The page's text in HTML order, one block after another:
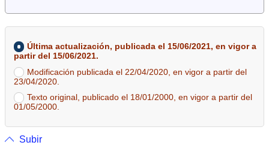
Última actualización, publicada el 15/06/2021, en vigor a
partir del 15/06/2021.
Modificación publicada el 22/04/2020, en vigor a partir del
23/04/2020.
Texto original, publicado el 18/01/2000, en vigor a partir del
01/05/2000.
Subir